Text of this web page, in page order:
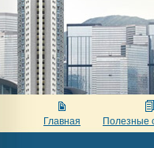
Главная Полезные